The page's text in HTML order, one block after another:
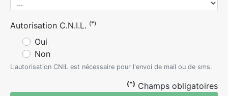
Autorisation C.N.I.L. (*)
Oui
Non
L'autorisation CNIL est nécessaire pour l'envoi de mail ou de sms.
(*) Champs obligatoires